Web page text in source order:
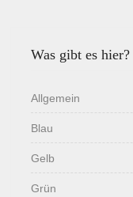
Was gibt es hier?
Allgemein
Blau
Gelb
Grün